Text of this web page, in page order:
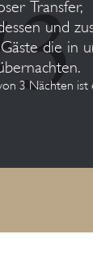
Transfer,
und
die in
3 Nächten ist